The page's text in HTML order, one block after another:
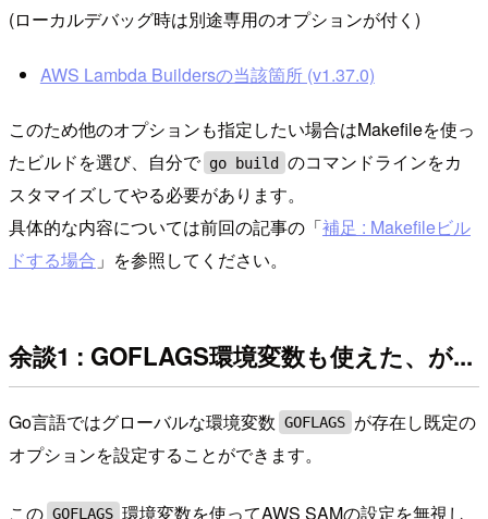
(ローカルデバッグ時は別途専用のオプションが付く)
AWS Lambda Buildersの当該箇所 (v1.37.0)
このため他のオプションも指定したい場合はMakefileを使っ
たビルドを選び、自分で go build のコマンドラインをカ
スタマイズしてやる必要があります。
具体的な内容については前回の記事の「補足 : Makefileビル
ドする場合 」を参照してください。
余談1 : GOFLAGS環境変数も使えた、が...
Go言語ではグローバルな環境変数 GOFLAGS が存在し既定の
オプションを設定することができます。
この GOFLAGS 環境変数を使ってAWS SAMの設定を無視し